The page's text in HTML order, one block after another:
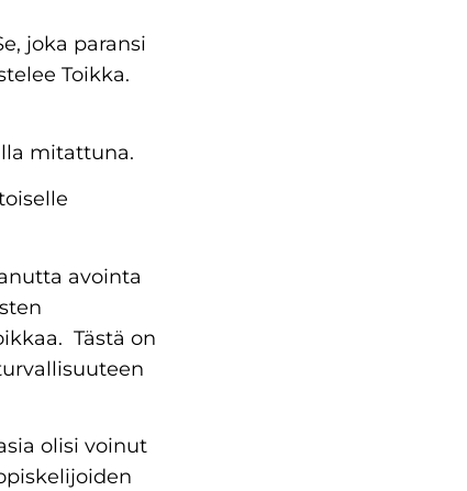
joka paransi
Toikka.
mitattuna.
avointa
Tästä on
olisi voinut